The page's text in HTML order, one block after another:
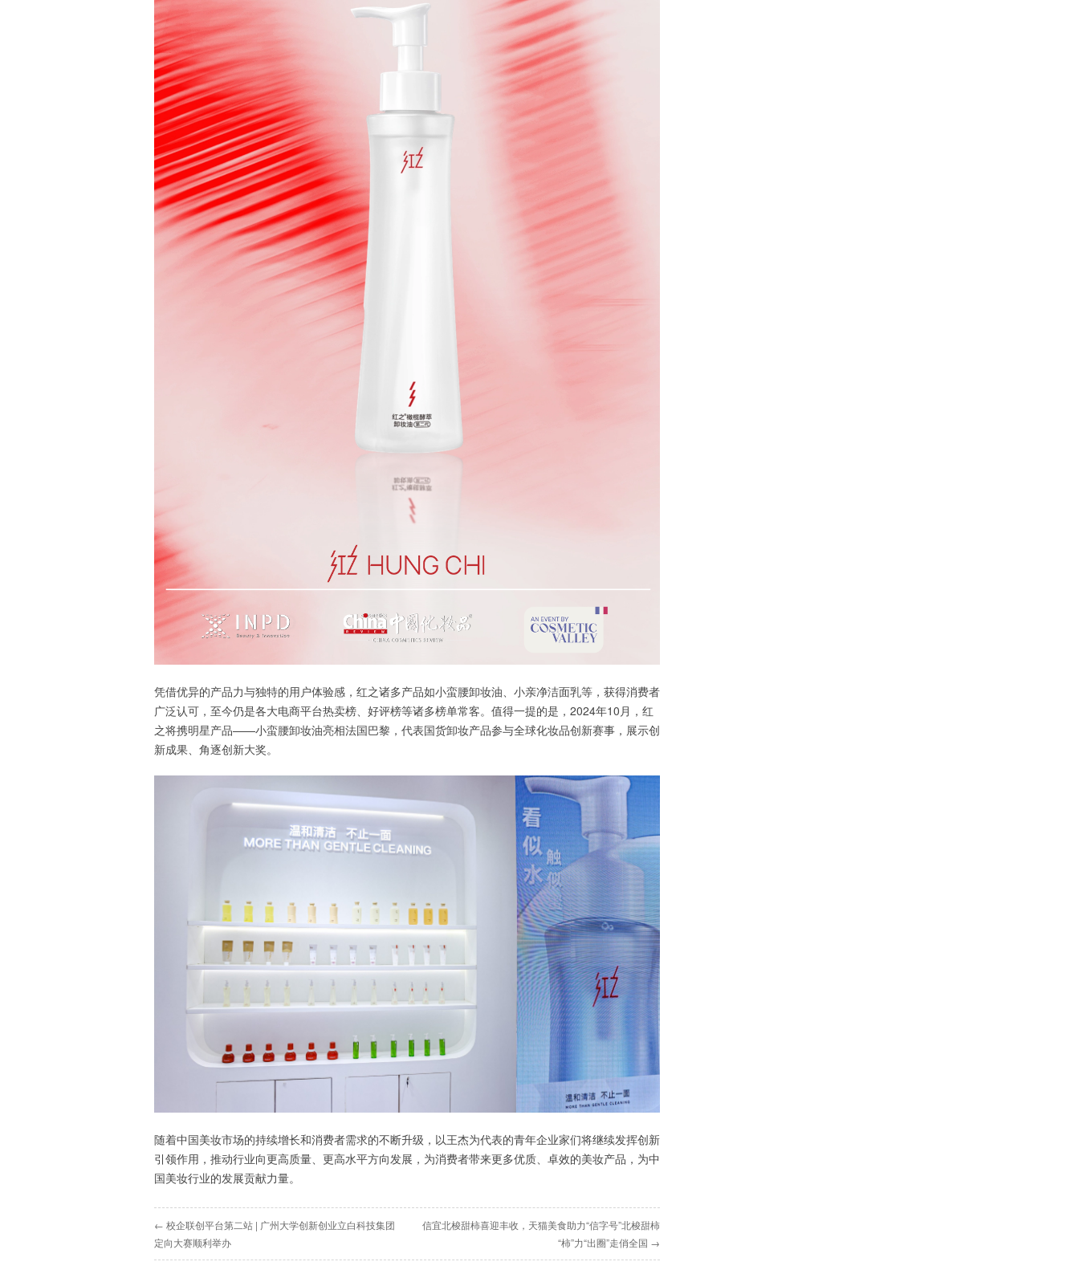
凭借优异的产品力与独特的用户体验感，红之诸多产品如小蛮腰卸妆油、小亲净洁面乳等，获得消费者
广泛认可，至今仍是各大电商平台热卖榜、好评榜等诸多榜单常客。值得一提的是，2024年10月，红
之将携明星产品——小蛮腰卸妆油亮相法国巴黎，代表国货卸妆产品参与全球化妆品创新赛事，展示创
新成果、角逐创新大奖。
随着中国美妆市场的持续增长和消费者需求的不断升级，以王杰为代表的青年企业家们将继续发挥创新
引领作用，推动行业向更高质量、更高水平方向发展，为消费者带来更多优质、卓效的美妆产品，为中
国美妆行业的发展贡献力量。
← 校企联创平台第二站 | 广州大学创新创业立白科技集团
定向大赛顺利举办
信宜北梭甜柿喜迎丰收，天猫美食助力“信字号”北梭甜柿
“柿”力“出圈”走俏全国 →